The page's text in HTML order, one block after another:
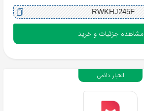
RWKHJ245F
مشاهده جزئیات و خرید
اعتبار دائمی